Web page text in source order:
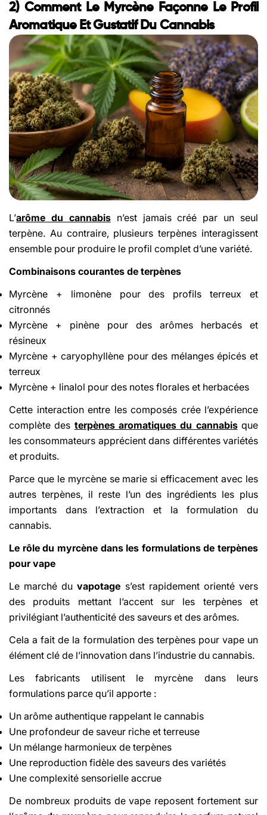
2) Comment Le Myrcène Façonne Le Profil
Aromatique Et Gustatif Du Cannabis
L’arôme du cannabisn’est jamais créé par un seul
terpène. Au contraire, plusieurs terpènes interagissent
ensemble pour produire le profil complet d’une variété.
Combinaisons courantes de terpènes
Myrcène + limonène pour des profils terreux et
citronnés
Myrcène + pinène pour des arômes herbacés et
résineux
Myrcène + caryophyllène pour des mélanges épicés et
terreux
Myrcène + linalol pour des notes florales et herbacées
Cette interaction entre les composés crée l’expérience
complète des terpènes aromatiques du cannabisque
les consommateurs apprécient dans différentes variétés
et produits.
Parce que le myrcène se marie si efficacement avec les
autres terpènes, il reste l’un des ingrédients les plus
importants dans l’extraction et la formulation du
cannabis.
Le rôle du myrcène dans les formulations de terpènes
pour vape
Le marché duvapotage s’est rapidement orienté vers
des produits mettant l’accent sur les terpènes et
privilégiant l’authenticité des saveurs et des arômes.
Cela a fait de la formulation des terpènes pour vape un
élément clé de l’innovation dans l’industrie du cannabis.
Les fabricants utilisent le myrcène dans leurs
formulations parce qu’il apporte :
Un arôme authentique rappelant le cannabis
Une profondeur de saveur riche et terreuse
Un mélange harmonieux de terpènes
Une reproduction fidèle des saveurs des variétés
Une complexité sensorielle accrue
De nombreux produits de vape reposent fortement sur